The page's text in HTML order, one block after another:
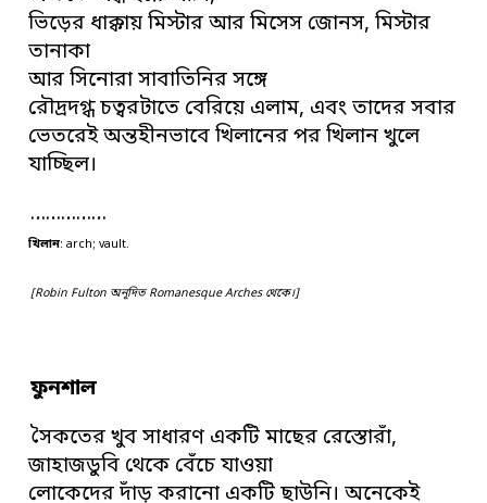
ভিড়ের ধাক্কায় মিস্টার আর মিসেস জোনস, মিস্টার
তানাকা
আর সিনোরা সাবাতিনির সঙ্গে
রৌদ্রদগ্ধ চত্বরটাতে বেরিয়ে এলাম, এবং তাদের সবার
ভেতরেই অন্তহীনভাবে খিলানের পর খিলান খুলে
যাচ্ছিল।
……………
খিলান: arch; vault.
[Robin Fulton অনূদিত Romanesque Arches থেকে।]
ফুনশাল
সৈকতের খুব সাধারণ একটি মাছের রেস্তোরাঁ,
জাহাজডুবি থেকে বেঁচে যাওয়া
লোকেদের দাঁড় করানো একটি ছাউনি। অনেকেই